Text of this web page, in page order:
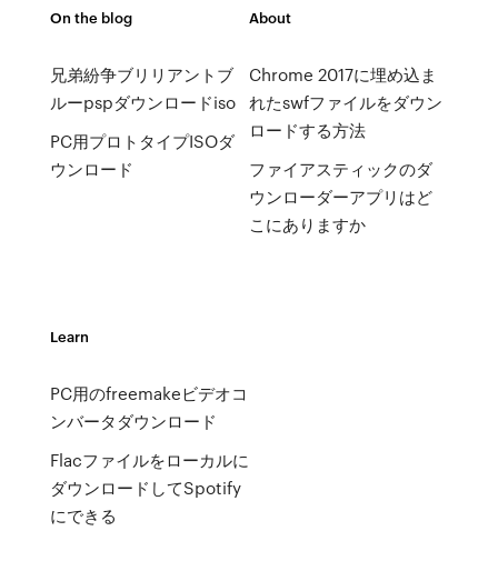
On the blog
兄弟紛争ブリリアントブ
ルーpspダウンロードiso
PC用プロトタイプISOダ
ウンロード
About
Chrome 2017に埋め込ま
れたswfファイルをダウン
ロードする方法
ファイアスティックのダ
ウンローダーアプリはど
こにありますか
Learn
PC用のfreemakeビデオコ
ンバータダウンロード
Flacファイルをローカルに
ダウンロードしてSpotify
にできる